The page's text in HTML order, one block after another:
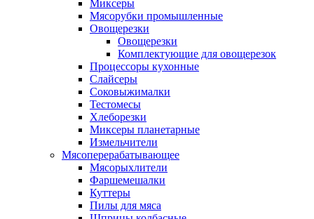
Миксеры
Мясорубки промышленные
Овощерезки
Овощерезки
Комплектующие для овощерезок
Процессоры кухонные
Слайсеры
Соковыжималки
Тестомесы
Хлеборезки
Миксеры планетарные
Измельчители
Мясоперерабатывающее
Мясорыхлители
Фаршемешалки
Куттеры
Пилы для мяса